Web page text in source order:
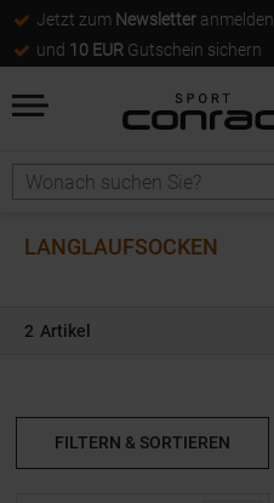
Jetzt zum Newsletter anmelden
und 10 EUR Gutschein sichern
Suche
LANGLAUFSOCKEN
2 Artikel
FILTERN & SORTIEREN